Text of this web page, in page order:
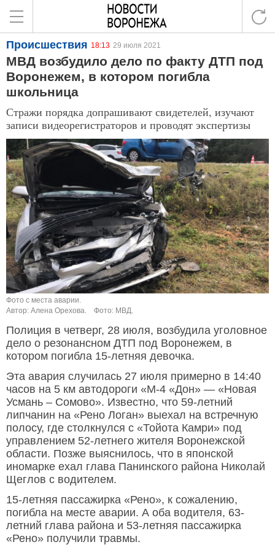
Происшествия 18:13 29 июля 2021
МВД возбудило дело по факту ДТП под
Воронежем, в котором погибла
школьница
Стражи порядка допрашивают свидетелей, изучают
записи видеорегистраторов и проводят экспертизы
Фото с места аварии.
Автор: Алена Орехова.
Фото: МВД.
Полиция в четверг, 28 июля, возбудила уголовное
дело о резонансном ДТП под Воронежем, в
котором погибла 15-летняя девочка.
Эта авария случилась 27 июля примерно в 14:40
часов на 5 км автодороги «М-4 «Дон» — «Новая
Усмань – Сомово». Известно, что 59-летний
липчанин на «Рено Логан» выехал на встречную
полосу, где столкнулся с «Тойота Камри» под
управлением 52-летнего жителя Воронежской
области. Позже выяснилось, что в японской
иномарке ехал глава Панинского района Николай
Щеглов с водителем.
15-летняя пассажирка «Рено», к сожалению,
погибла на месте аварии. А оба водителя, 63-
летний глава района и 53-летняя пассажирка
«Рено» получили травмы.